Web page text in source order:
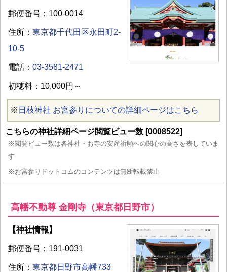
郵便番号：100-0014
住所： 東京都千代田区永田町2-
10-5
電話： 03-3581-2471
初穂料：10,000円～
※ 日枝神社 お宮参りについての詳細ページはこちら
こちらの神社詳細ページ閲覧ビュー数 [0008522]
※閲覧ビュー数は各神社・お寺の安産祈願への関心の高さを表していま
す
※お宮参りドットコムのコンテンツは無断転載禁止
高幡不動尊 金剛寺（東京都日野市）
【神社情報】
郵便番号：191-0031
住所： 東京都日野市高幡733